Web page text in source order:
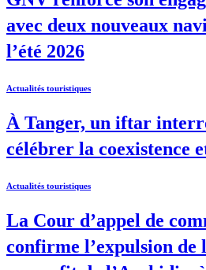
avec deux nouveaux
l’été 2026
Actualités touristiques
À Tanger, un iftar
célébrer la coexistence
Actualités touristiques
La Cour d’appel de
confirme l’expulsion de